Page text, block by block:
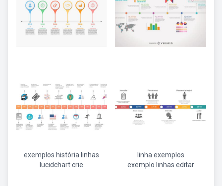
exemplos história linhas
lucidchart crie
linha exemplos
exemplo linhas editar